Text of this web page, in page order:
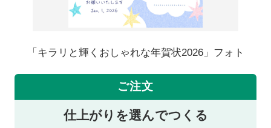
「キラリと輝くおしゃれな年賀状2026」フォト
ご注文
仕上がりを選んでつくる